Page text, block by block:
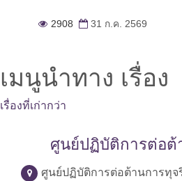
2908 31 ก.ค. 2569
เมนูนำทาง เรื่อง
เรื่องที่เก่ากว่า
ศูนย์ปฏิบัติการต่อต้
ศูนย์ปฏิบัติการต่อต้านการทุจ